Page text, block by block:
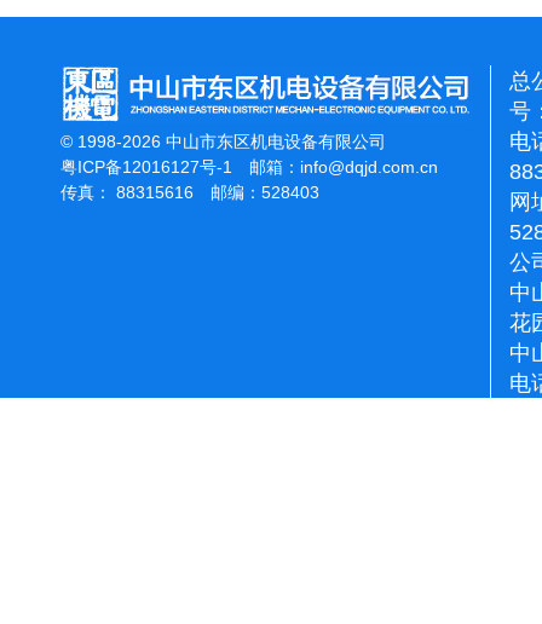
© 1998-2026 中山市东区机电设备有限公司
粤ICP备12016127号-1
邮箱： info@dqjd.com.cn
传真： 88315616 邮编：528403
总
号
电
网
公
中
花
中
电